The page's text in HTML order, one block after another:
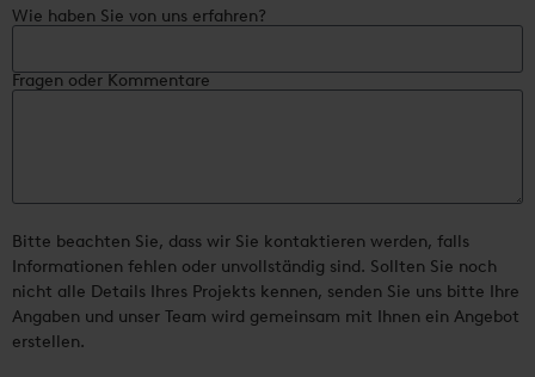
Wie haben Sie von uns erfahren?
Fragen oder Kommentare
Bitte beachten Sie, dass wir Sie kontaktieren werden, falls
Informationen fehlen oder unvollständig sind. Sollten Sie noch
nicht alle Details Ihres Projekts kennen, senden Sie uns bitte Ihre
Angaben und unser Team wird gemeinsam mit Ihnen ein Angebot
erstellen.